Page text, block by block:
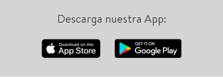
Descarga nuestra App: